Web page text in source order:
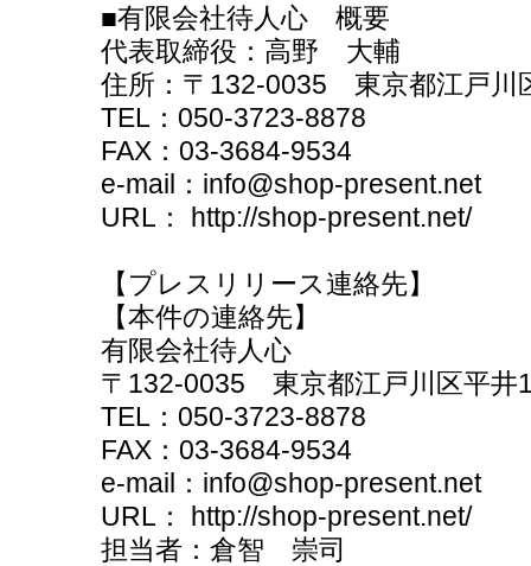
■有限会社待人心 概要
代表取締役：高野 大輔
住所：〒132-0035 東京都江戸川
TEL：050-3723-8878
FAX：03-3684-9534
e-mail：info@shop-present.net
URL： http://shop-present.net/
【プレスリリース連絡先】
【本件の連絡先】
有限会社待人心
〒132-0035 東京都江戸川区平井
TEL：050-3723-8878
FAX：03-3684-9534
e-mail：info@shop-present.net
URL： http://shop-present.net/
担当者：倉智 崇司